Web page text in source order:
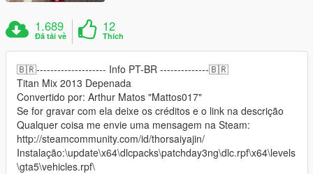
1.689
Đã tải về
12
Thích
🇧🇷-------------------- Info PT-BR --------------🇧🇷
Titan Mix 2013 Depenada
Convertido por: Arthur Matos "Mattos017"
Se for gravar com ela deixe os créditos e o link na descrição
Qualquer coisa me envie uma mensagem na Steam:
http://steamcommunity.com/id/thorsaiyajin/
Instalação:\update\x64\dlcpacks\patchday3ng\dlc.rpf\x64\levels
\gta5\vehicles.rpf\